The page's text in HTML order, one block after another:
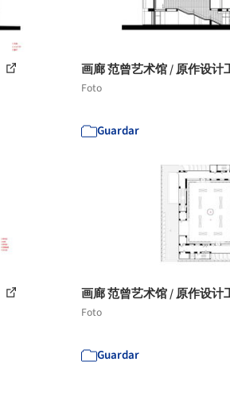
画廊 范曾艺术馆 / 原作设计
Foto
Guardar
画廊 范曾艺术馆 / 原作设计
Foto
Guardar